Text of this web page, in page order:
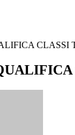
CLASSI